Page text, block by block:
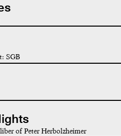
SGB
of Peter Herbolzheimer